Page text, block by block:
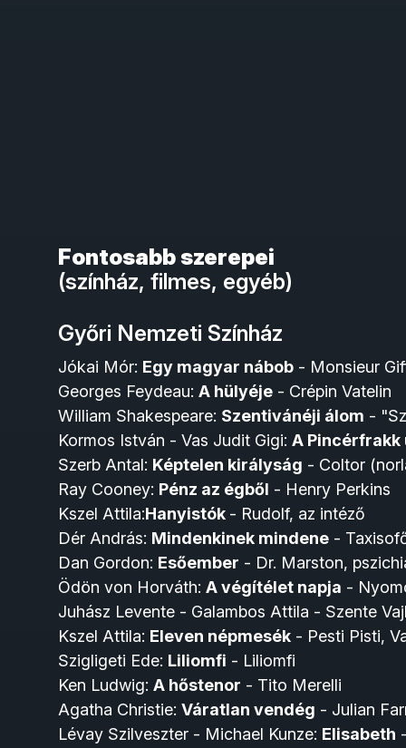
Fontosabb szerepei
(színház, filmes, egyéb)
Győri Nemzeti Színház
Jókai Mór: Egy magyar nábob - Monsieur
Georges Feydeau: A hülyéje - Crépin Vatelin
William Shakespeare: Szentivánéji álom -
Kormos István - Vas Judit Gigi: A
Szerb Antal: Képtelen királyság - Coltor
Ray Cooney: Pénz az égből - Henry Perkins
Kszel Attila:Hanyistók - Rudolf, az intéző
Dér András: Mindenkinek mindene -
Dan Gordon: Esőember - Dr. Marston,
Ödön von Horváth: A végítélet napja -
Juhász Levente - Galambos Attila - Szente
Kszel Attila: Eleven népmesék - Pesti Pisti,
Szigligeti Ede: Liliomfi - Liliomfi
Ken Ludwig: A hőstenor - Tito Merelli
Agatha Christie: Váratlan vendég - Julian
Lévay Szilveszter - Michael Kunze: Elisabeth